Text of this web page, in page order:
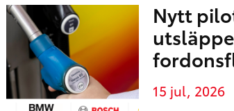
Nytt
15 jul, 2026